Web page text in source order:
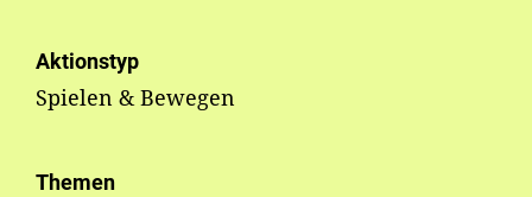
Aktionstyp
Spielen & Bewegen
Themen